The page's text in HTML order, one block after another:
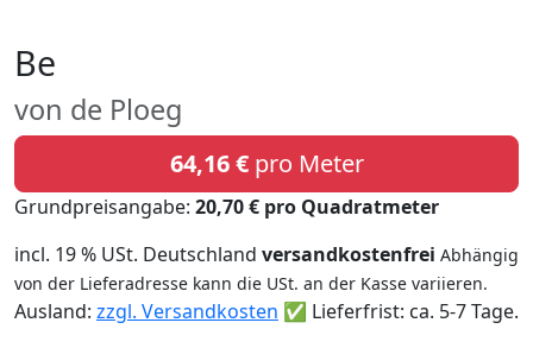
Be
von de Ploeg
64,16 €pro Meter
Grundpreisangabe: 20,70 € pro Quadratmeter
incl. 19 % USt. Deutschland versandkostenfrei Abhängig
von der Lieferadresse kann die USt. an der Kasse variieren.
Ausland: zzgl. Versandkosten ✅ Lieferfrist: ca. 5-7 Tage.